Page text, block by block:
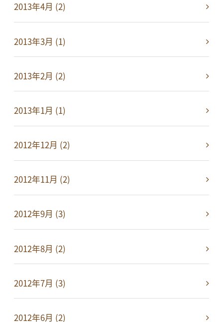
2013年4月 (2)
2013年3月 (1)
2013年2月 (2)
2013年1月 (1)
2012年12月 (2)
2012年11月 (2)
2012年9月 (3)
2012年8月 (2)
2012年7月 (3)
2012年6月 (2)